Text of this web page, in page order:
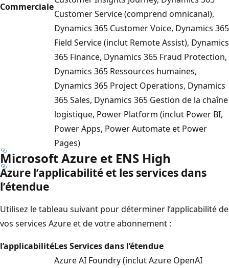
Commerciale
Customer Service (comprend omnicanal),
Dynamics 365 Customer Voice, Dynamics 365
Field Service (inclut Remote Assist), Dynamics
365 Finance, Dynamics 365 Fraud Protection,
Dynamics 365 Ressources humaines,
Dynamics 365 Project Operations, Dynamics
365 Sales, Dynamics 365 Gestion de la chaîne
logistique, Power Platform (inclut Power BI,
Power Apps, Power Automate et Power
Pages)
Microsoft Azure et ENS High
Azure l’applicabilité et les services dans
l’étendue
Utilisez le tableau suivant pour déterminer l’applicabilité de
vos services Azure et de votre abonnement :
l’applicabilitéLes Services dans l’étendue
Azure AI Foundry (inclut Azure OpenAI